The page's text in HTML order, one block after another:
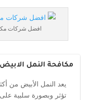
افضل شركات
مكافحة النمل
يعد النمل الأبيض من
تؤثر وبصورة سلبية على